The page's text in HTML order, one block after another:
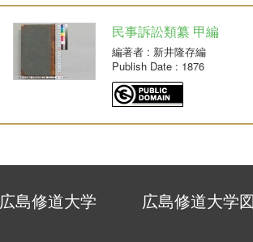
民事訴訟類纂 甲編
編著者 : 新井隆存編
Publish Date : 1876
広島修道大学 広島修道大学